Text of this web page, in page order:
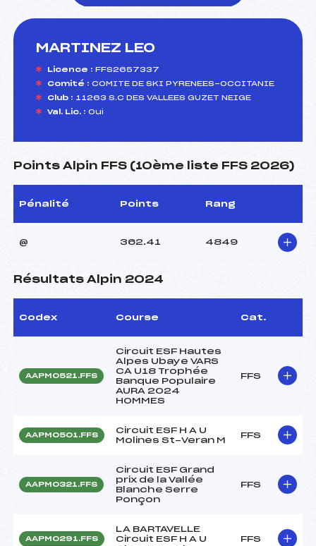
MARTINEZ LEO
Licence : FFS2657337
Comité : COMITE DE SKI PYRENEES-OCCITANIE
Club : 11263 S.C DES VALLEES GUZET NEIGE
Val. Lic. : Oui
Points Alpin FFS (10ème liste FFS 2026)
Pénalité Points Rang
@ 362.41 4849
Résultats Alpin 2024
Codex Course Cat.
AAPM0521.FFS
Circuit ESF Hautes
Alpes Ubaye VARS
CA U18 Trophée
Banque Populaire
AURA 2024
HOMMES
FFS
AAPM0501.FFS
Circuit ESF H A U
Molines St-Veran M
FFS
AAPM0321.FFS
Circuit ESF Grand
prix de la Vallée
Blanche Serre
Ponçon
FFS
AAPM0291.FFS
LA BARTAVELLE
Circuit ESF H A U
FFS